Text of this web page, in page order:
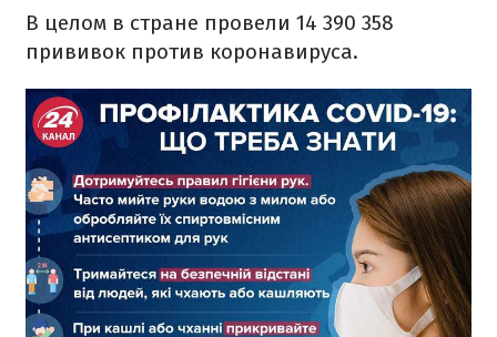
В целом в стране провели 14 390 358
прививок против коронавируса.